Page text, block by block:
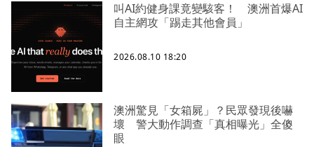
叫AI約健身課竟變駭客！ 澳洲首爆AI
自主網攻「踢走其他會員」
2026.08.10 18:20
澳洲驚見「女箱屍」？民眾發現後嚇
壞 警大動作調查「真相曝光」全傻
眼